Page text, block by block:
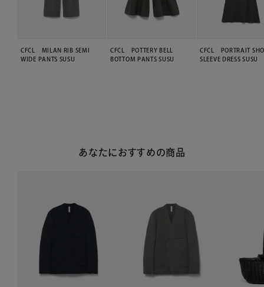
CFCL MILAN RIB SEMI
WIDE PANTS SUSU
CFCL POTTERY BELL
BOTTOM PANTS SUSU
CFCL PORTRAIT
SLEEVE DRESS SUSU
あなたにおすすめの商品